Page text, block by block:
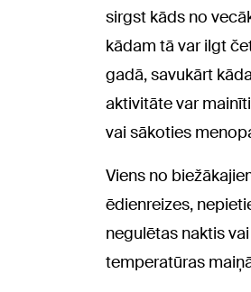
sirgst kāds no
kādam tā var ilgt
gadā, savukārt
aktivitāte var
vai sākoties
Viens no
ēdienreizes,
negulētas naktis
temperatūras